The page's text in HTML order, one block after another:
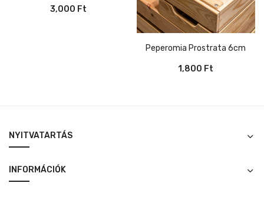
3,000 Ft
Peperomia Prostrata 6cm
1,800 Ft
NYITVATARTÁS
INFORMÁCIÓK